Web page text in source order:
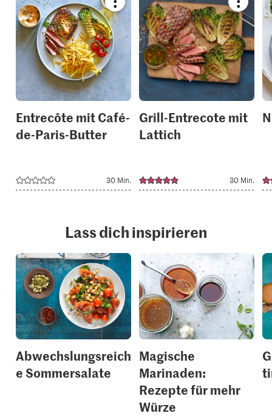
Bookmark
recipe
or
add
it
to
your
collections.
Entrecôte mit Café-
de-Paris-Butter
30 Min.
recipe
or
add
it
to
your
Grill-Entrecote mit
Lattich
30 Min.
Lass dich inspirieren
Abwechslungsreich
e Sommersalate
Magische
Marinaden:
Rezepte für mehr
Würze